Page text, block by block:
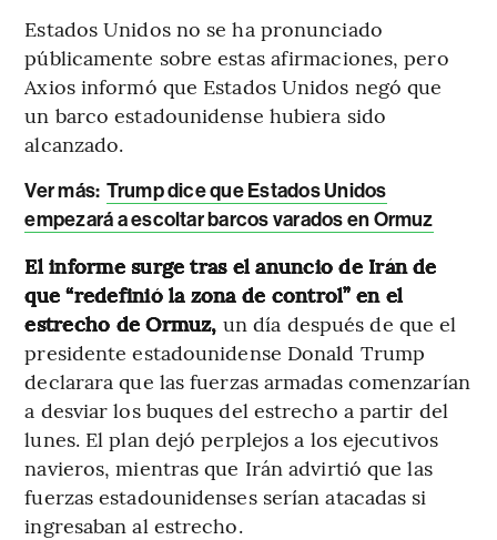
Estados Unidos no se ha pronunciado
públicamente sobre estas afirmaciones, pero
Axios informó que Estados Unidos negó que
un barco estadounidense hubiera sido
alcanzado.
Ver más: Trump dice que Estados Unidos
empezará a escoltar barcos varados en Ormuz
El informe surge tras el anuncio de Irán de
que “redefinió la zona de control” en el
estrecho de Ormuz, un día después de que el
presidente estadounidense Donald Trump
declarara que las fuerzas armadas comenzarían
a desviar los buques del estrecho a partir del
lunes. El plan dejó perplejos a los ejecutivos
navieros, mientras que Irán advirtió que las
fuerzas estadounidenses serían atacadas si
ingresaban al estrecho.